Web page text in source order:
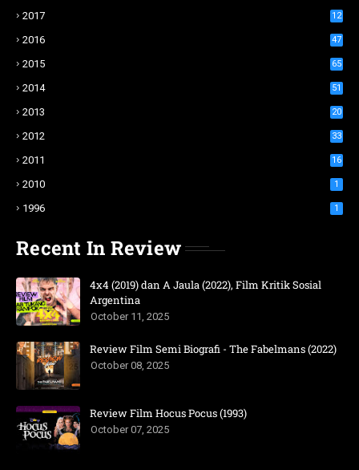
2017 12
2016 47
2015 65
2014 51
2013 20
2012 33
2011 16
2010 1
1996 1
Recent In Review
4x4 (2019) dan A Jaula (2022), Film Kritik Sosial
Argentina
October 11, 2025
Review Film Semi Biografi - The Fabelmans (2022)
October 08, 2025
Review Film Hocus Pocus (1993)
October 07, 2025